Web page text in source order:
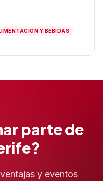
Y BEBIDAS
parte de
y eventos